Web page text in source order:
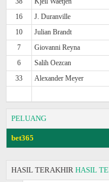
16
J. Duranville
10
Julian Brandt
7
Giovanni Reyna
6
Salih Oezcan
33
Alexander Meyer
PELUANG
bet365
HASIL TERAKHIR HASIL